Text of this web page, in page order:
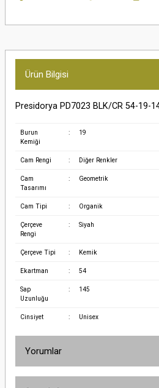
Ürün Bilgisi
Presidorya PD7023 BLK/CR 54-19-
Burun
Kemiği
: 19
Cam Rengi : Diğer Renkler
Cam
Tasarımı
: Geometrik
Cam Tipi : Organik
Çerçeve
Rengi
: Siyah
Çerçeve Tipi : Kemik
Ekartman : 54
Sap
Uzunluğu
: 145
Cinsiyet : Unisex
Yorumlar